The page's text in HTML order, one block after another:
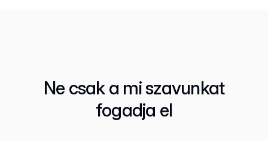
Ne csak a mi szavunkat
fogadja el